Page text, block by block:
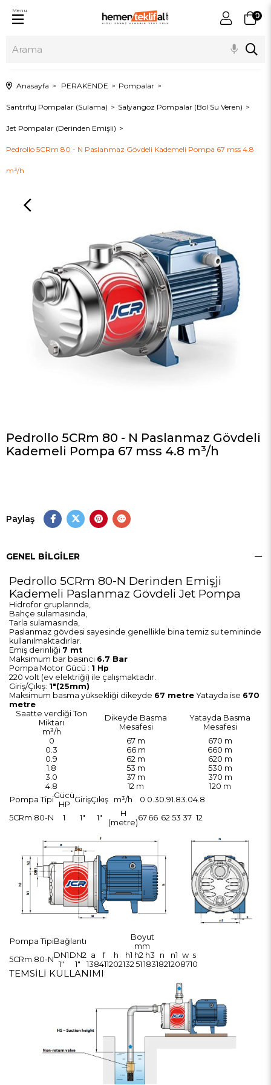
0
Menu
Anasayfa PERAKENDE Pompalar
Santrifüj Pompalar (Sulama) Salyangoz Pompalar (Bol Su Veren)
Jet Pompalar (Derinden Emişli)
Pedrollo 5CRm 80 - N Paslanmaz Gövdeli Kademeli Pompa 67 mss 4.8
m³/h
Pedrollo 5CRm 80 - N Paslanmaz Gövdeli
Kademeli Pompa 67 mss 4.8 m³/h
Paylaş
GENEL BILGILER
Pedrollo 5CRm 80-N Derinden Emişji
Kademeli Paslanmaz Gövdeli Jet Pompa
Hidrofor gruplarında,
Bahçe sulamasında,
Tarla sulamasında,
Paslanmaz gövdesi sayesinde genellikle bina temiz su temininde
kullanılmaktadırlar.
Emiş derinliği 7 mt
Maksimum bar basıncı 6.7 Bar
Pompa Motor Gücü : 1 Hp
220 volt (ev elektriği) ile çalışmaktadır.
Giriş/Çıkış: 1"(25mm)
Maksimum basma yüksekliği dikeyde 67 metre Yatayda ise 670
metre
Saatte verdiği Ton
Miktarı
m³/h
Dikeyde Basma
Mesafesi
Yatayda Basma
Mesafesi
0
67 m
670 m
0.3
66 m
660 m
0.9
62 m
620 m
1.8
53 m
530 m
3.0
37 m
370 m
4.8
12 m
120 m
Pompa TipiGücü
HP
GirişÇıkış m³/h 0 0.30.91.83.04.8
5CRm 80-N
1 1" 1"
H
(metre)
67 66 62 53 37 12
Pompa TipiBağlantı
Boyut
mm
5CRm 80-NDN1 DN2 a f h h1 h2 h3 n n1 w s
1"
1" 138411202132 51 1831821208710
TEMSİLİ KULLANIMI